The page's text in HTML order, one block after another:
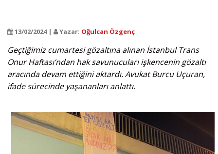
13/02/2024 | Yazar: Oğulcan Özgenç
Geçtiğimiz cumartesi gözaltına alınan İstanbul Trans
Onur Haftası’ndan hak savunucuları işkencenin gözaltı
aracında devam ettiğini aktardı. Avukat Burcu Uçuran,
ifade sürecinde yaşananları anlattı.